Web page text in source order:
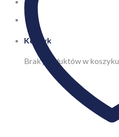
Koszyk
Brak produktów w koszyku.